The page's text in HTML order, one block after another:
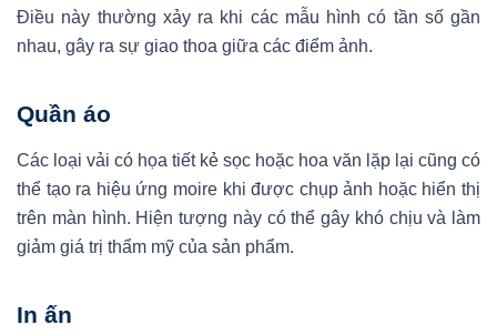
Điều này thường xảy ra khi các mẫu hình có tần số gần
nhau, gây ra sự giao thoa giữa các điểm ảnh.
Quần áo
Các loại vải có họa tiết kẻ sọc hoặc hoa văn lặp lại cũng có
thể tạo ra hiệu ứng moire khi được chụp ảnh hoặc hiển thị
trên màn hình. Hiện tượng này có thể gây khó chịu và làm
giảm giá trị thẩm mỹ của sản phẩm.
In ấn